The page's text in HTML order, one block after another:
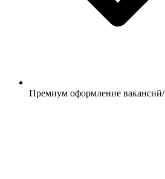
Премиум оформление